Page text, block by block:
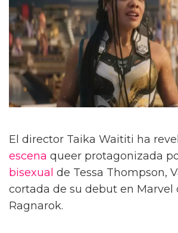
El director Taika Waititi ha
escena queer protagonizada
bisexual de Tessa Thompson,
cortada de su debut en Marvel
Ragnarok.